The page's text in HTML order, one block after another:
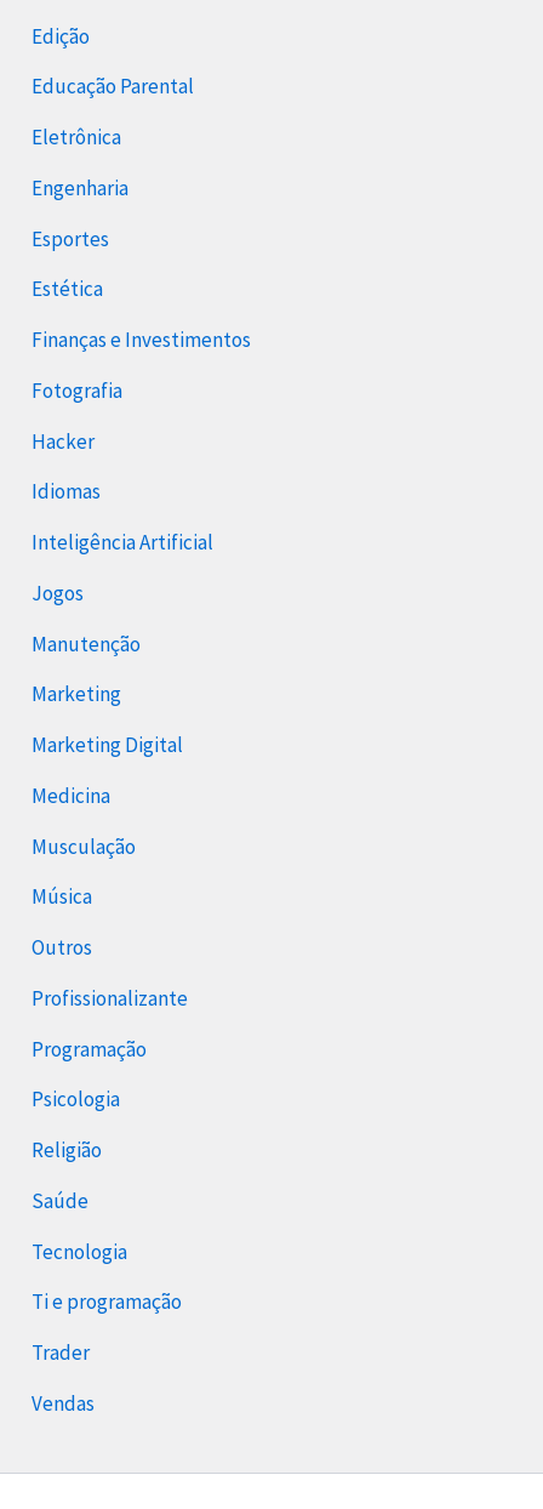
Edição
Educação Parental
Eletrônica
Engenharia
Esportes
Estética
Finanças e Investimentos
Fotografia
Hacker
Idiomas
Inteligência Artificial
Jogos
Manutenção
Marketing
Marketing Digital
Medicina
Musculação
Música
Outros
Profissionalizante
Programação
Psicologia
Religião
Saúde
Tecnologia
Ti e programação
Trader
Vendas